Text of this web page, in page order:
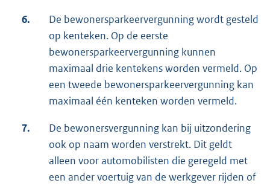
6.
De bewonersparkeervergunning wordt gesteld
op kenteken. Op de eerste
bewonersparkeervergunning kunnen
maximaal drie kentekens worden vermeld. Op
een tweede bewonersparkeervergunning kan
maximaal één kenteken worden vermeld.
7.
De bewonersvergunning kan bij uitzondering
ook op naam worden verstrekt. Dit geldt
alleen voor automobilisten die geregeld met
een ander voertuig van de werkgever rijden of